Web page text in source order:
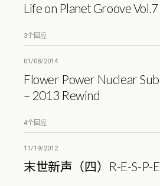
Life on Planet Groove Vol.7
3个回应
01/08/2014
Flower Power Nuclear
– 2013 Rewind
4个回应
11/19/2012
末世新声（四）R-E-S-P-